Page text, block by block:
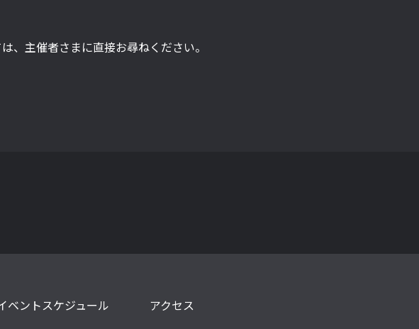
、主催者さまに直接お尋ねください。
ベントスケジュール
アクセス